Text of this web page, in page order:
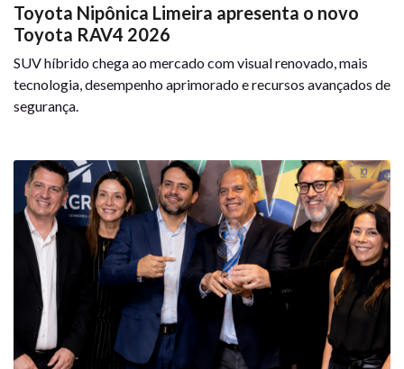
Toyota Nipônica Limeira apresenta o novo
Toyota RAV4 2026
SUV híbrido chega ao mercado com visual renovado, mais
tecnologia, desempenho aprimorado e recursos avançados de
segurança.